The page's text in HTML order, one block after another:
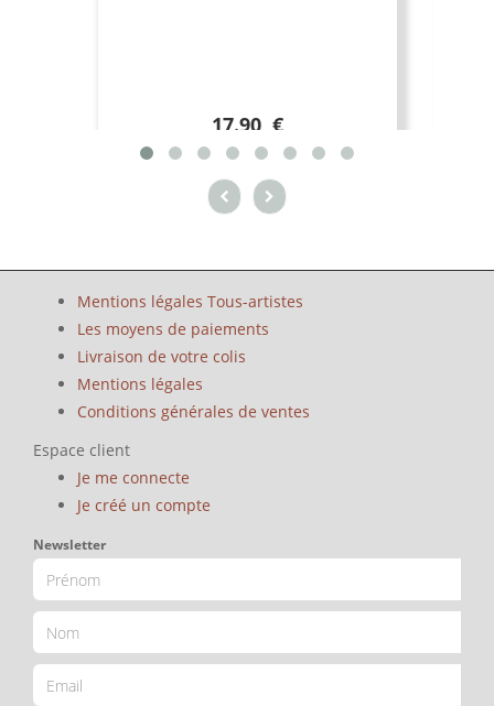
17.90 €
Mentions légales Tous-artistes
Les moyens de paiements
Livraison de votre colis
Mentions légales
Conditions générales de ventes
Espace client
Je me connecte
Je créé un compte
Newsletter